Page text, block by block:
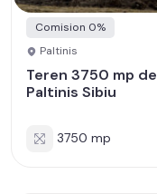
Comision 0%
Paltinis
Teren 3750 mp
Paltinis Sibiu
3750 mp